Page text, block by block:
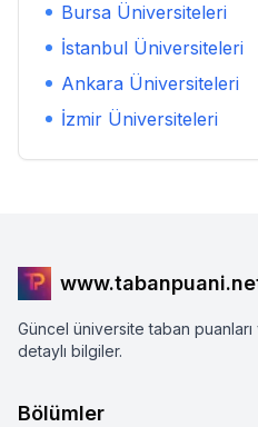
Bursa Üniversiteleri
İstanbul Üniversiteleri
Ankara Üniversiteleri
İzmir Üniversiteleri
Güncel üniversite taban puanları
detaylı bilgiler.
Bölümler